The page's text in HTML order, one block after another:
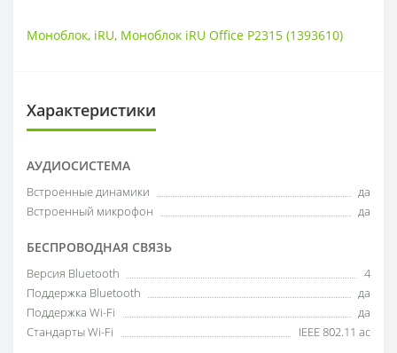
Моноблок, iRU, Моноблок iRU Office P2315 (1393610)
Характеристики
АУДИОСИСТЕМА
Встроенные динамики
да
Встроенный микрофон
да
БЕСПРОВОДНАЯ СВЯЗЬ
Версия Bluetooth
4
Поддержка Bluetooth
да
Поддержка Wi-Fi
да
Стандарты Wi-Fi
IEEE 802.11 ac